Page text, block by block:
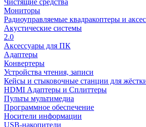
Чистящие средства
Мониторы
Радиоуправляемые квадракоптеры и
Акустические системы
2.0
Аксессуары для ПК
Адаптеры
Конвертеры
Устройства чтения, записи
Кейсы и стыковочные станции для
HDMI Адаптеры и Сплиттеры
Пульты мультимедиа
Программное обеспечение
Носители информации
USB-накопители